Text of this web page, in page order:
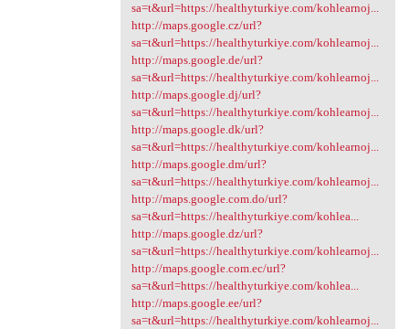
sa=t&url=https://healthyturkiye.com/kohlearnoj...
http://maps.google.cz/url?
sa=t&url=https://healthyturkiye.com/kohlearnoj...
http://maps.google.de/url?
sa=t&url=https://healthyturkiye.com/kohlearnoj...
http://maps.google.dj/url?
sa=t&url=https://healthyturkiye.com/kohlearnoj...
http://maps.google.dk/url?
sa=t&url=https://healthyturkiye.com/kohlearnoj...
http://maps.google.dm/url?
sa=t&url=https://healthyturkiye.com/kohlearnoj...
http://maps.google.com.do/url?
sa=t&url=https://healthyturkiye.com/kohlea...
http://maps.google.dz/url?
sa=t&url=https://healthyturkiye.com/kohlearnoj...
http://maps.google.com.ec/url?
sa=t&url=https://healthyturkiye.com/kohlea...
http://maps.google.ee/url?
sa=t&url=https://healthyturkiye.com/kohlearnoj...